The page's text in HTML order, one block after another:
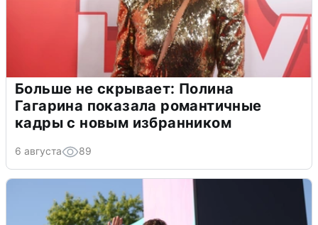
Больше не скрывает: Полина
Гагарина показала романтичные
кадры с новым избранником
6 августа 89